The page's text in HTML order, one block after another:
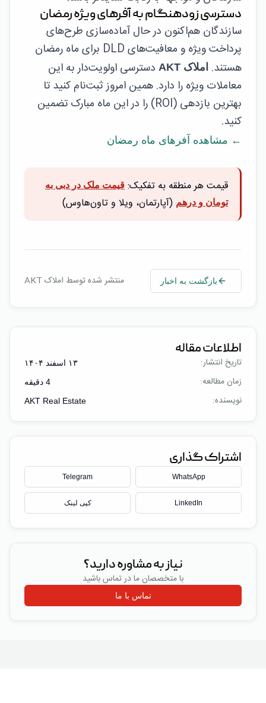
دسترسی زودهنگام به آفرهای ویژه رمضان
سازندگان هم‌اکنون در حال آماده‌سازی طرح‌های
پرداخت ویژه و معافیت‌های DLD برای ماه رمضان
هستند. املاک AKT
دسترسی اولویت‌دار به این
معاملات ویژه را دارد. همین امروز ثبت‌نام کنید تا
بهترین بازدهی (ROI) را در این ماه مبارک تضمین
کنید.
← مشاهده آفرهای ماه رمضان
قیمت هر منطقه به تفکیک: قیمت ملک در دبی به
تومان و درهم (آپارتمان، ویلا و تاون‌هاوس)
بازگشت به اخبار منتشر شده توسط املاک AKT
اطلاعات مقاله
تاریخ انتشار: ۱۳ اسفند ۱۴۰۴
زمان مطالعه: 4 دقیقه
نویسنده: AKT Real Estate
اشتراک گذاری
WhatsApp
Telegram
LinkedIn کپی لینک
نیاز به مشاوره دارید؟
با متخصصان ما در تماس باشید
تماس با ما